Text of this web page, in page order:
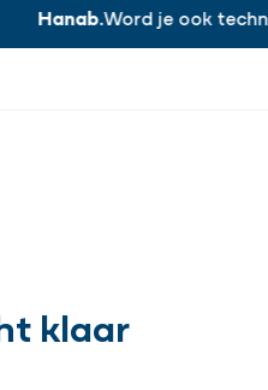
Hanab.Word je ook
klaar